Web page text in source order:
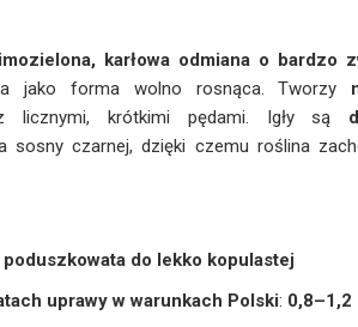
karłowa odmiana o bardzo
jako forma wolno rosnąca. Tworzy
licznymi, krótkimi pędami. Igły są
sosny czarnej, dzięki czemu roślina
do lekko kopulastej
uprawy w warunkach Polski: 0,8–1,2